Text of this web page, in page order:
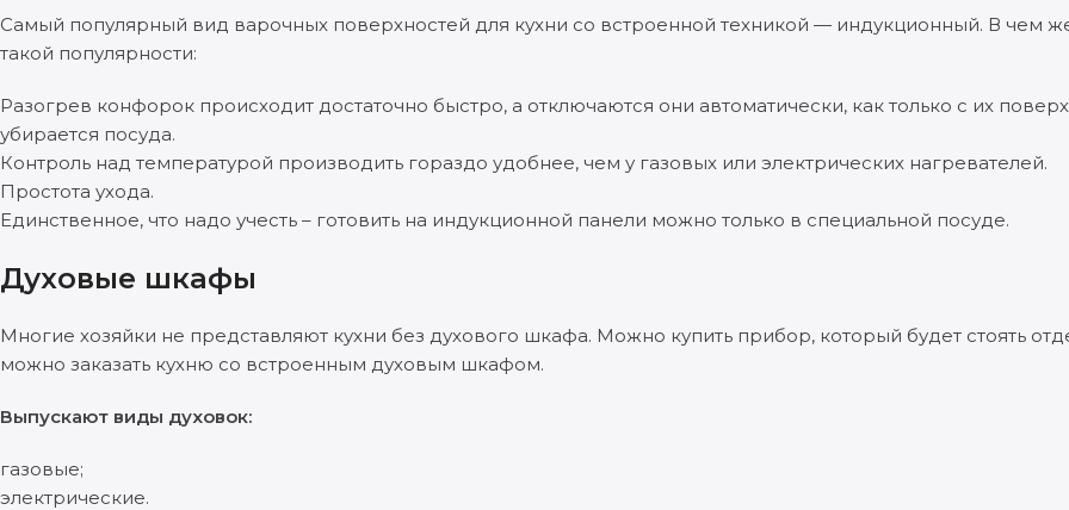
Самый популярный вид варочных поверхностей для кухни со встроенной техникой — индукционный. В чем
такой популярности:
Разогрев конфорок происходит достаточно быстро, а отключаются они автоматически, как только с их
убирается посуда.
Контроль над температурой производить гораздо удобнее, чем у газовых или электрических нагревателей.
Простота ухода.
Единственное, что надо учесть – готовить на индукционной панели можно только в специальной посуде.
Духовые шкафы
Многие хозяйки не представляют кухни без духового шкафа. Можно купить прибор, который будет стоять
можно заказать кухню со встроенным духовым шкафом.
Выпускают виды духовок:
газовые;
электрические.